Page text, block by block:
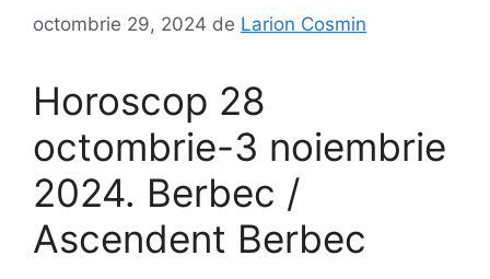
octombrie 29, 2024 de Larion Cosmin
Horoscop 28
octombrie-3 noiembrie
2024. Berbec /
Ascendent Berbec